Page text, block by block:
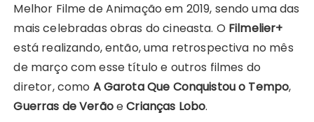
Melhor Filme de Animação em 2019, sendo uma das
mais celebradas obras do cineasta. O Filmelier+
está realizando, então, uma retrospectiva no mês
de março com esse título e outros filmes do
diretor, como A Garota Que Conquistou o Tempo,
Guerras de VerãoeCrianças Lobo.